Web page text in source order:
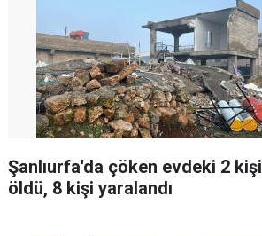
Şanlıurfa'da çöken evdeki 2 kişi
öldü, 8 kişi yaralandı